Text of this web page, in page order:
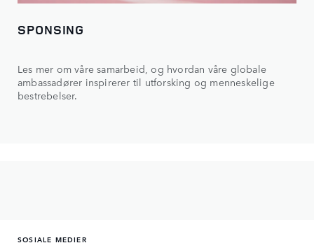
SPONSING
Les mer om våre samarbeid, og hvordan våre globale
ambassadører inspirerer til utforsking og menneskelige
bestrebelser.
SOSIALE MEDIER